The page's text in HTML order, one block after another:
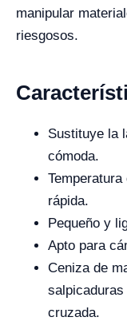
manipular
riesgosos.
Sustituye la
cómoda.
rápida.
Pequeño y
Apto para
Ceniza de
cruzada.